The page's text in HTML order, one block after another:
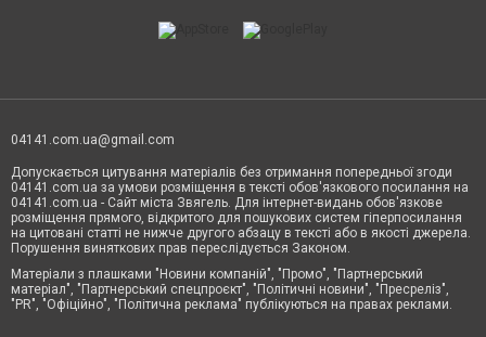
04141.com.ua@gmail.com
Допускається цитування матеріалів без отримання попередньої згоди
04141.com.ua за умови розміщення в тексті обов'язкового посилання на
04141.com.ua - Сайт міста Звягель. Для інтернет-видань обов'язкове
розміщення прямого, відкритого для пошукових систем гіперпосилання
на цитовані статті не нижче другого абзацу в тексті або в якості джерела.
Порушення виняткових прав переслідується Законом.
Матеріали з плашками "Новини компаній", "Промо", "Партнерський
матеріал", "Партнерський спецпроєкт", "Політичні новини", "Пресреліз",
"PR", "Офіційно", "Політична реклама" публікуються на правах реклами.